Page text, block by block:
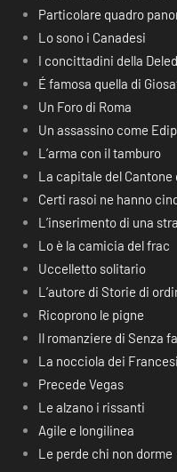
Particolare quadro
Lo sono i Canadesi
I concittadini della
É famosa quella di
Un Foro di Roma
Un assassino come
L’arma con il tamburo
La capitale del Cantone
Certi rasoi ne hanno
L’inserimento di una
Lo è la camicia del frac
Uccelletto solitario
L’autore di Storie di
Ricoprono le pigne
Il romanziere di Senza
La nocciola dei Francesi
Precede Vegas
Le alzano i rissanti
Agile e longilinea
Le perde chi non dorme